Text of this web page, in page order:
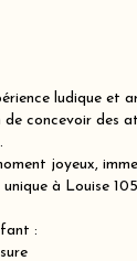
ludique et
concevoir des
joyeux,
à Louise
: